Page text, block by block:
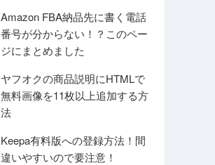
Amazon FBA納品先に書く電話
番号が分からない！？このペー
ジにまとめました
ヤフオクの商品説明にHTMLで
無料画像を11枚以上追加する方
法
Keepa有料版への登録方法！間
違いやすいので要注意！